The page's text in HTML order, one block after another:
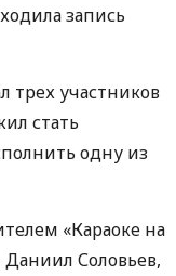
запись
трех участников
стать
одну из
«Караоке на
Соловьев,